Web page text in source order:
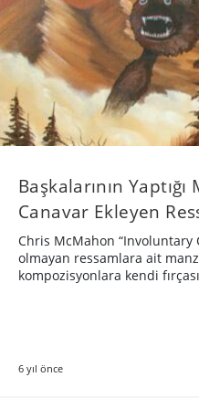
Başkalarının
Canavar Ekleyen
Chris McMahon
olmayan ressamlara ait
kompozisyonlara kendi
6 yıl önce